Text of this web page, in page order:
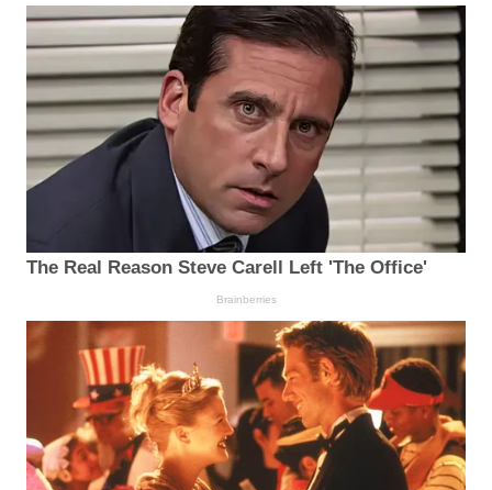
The Real Reason Steve Carell Left 'The Office'
Brainberries